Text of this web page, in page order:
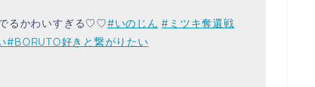
るかわいすぎる♡♡#いのじん #ミツキ奪還戦
#BORUTO好きと繋がりたい